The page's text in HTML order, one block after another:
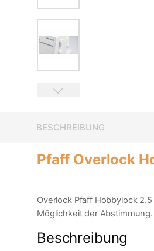
BESCHREIBUNG
Pfaff Overlock
Overlock Pfaff Hobbylock
Möglichkeit der
Beschreibung